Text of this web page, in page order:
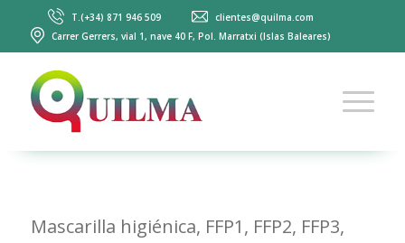
T.(+34) 871 946 509
clientes@quilma.com
Carrer Gerrers, vial 1, nave 40 F, Pol. Marratxi (Islas Baleares)
Mascarilla higiénica, FFP1, FFP2, FFP3,